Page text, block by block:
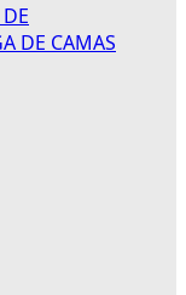
DE CAMAS